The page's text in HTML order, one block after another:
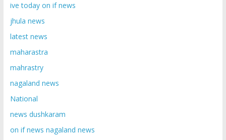
ive today on if news
jhula news
latest news
maharastra
mahrastry
nagaland news
National
news dushkaram
on if news nagaland news